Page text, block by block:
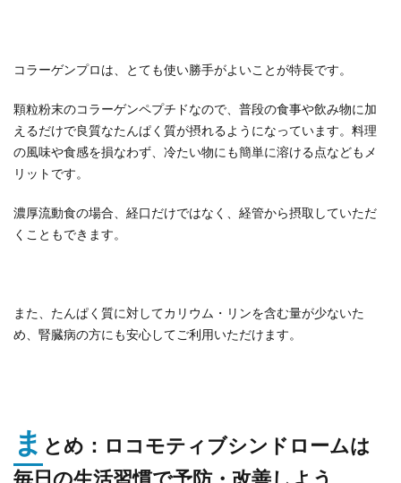
コラーゲンプロは、とても使い勝手がよいことが特長です。
顆粒粉末のコラーゲンペプチドなので、普段の食事や飲み物に加
えるだけで良質なたんぱく質が摂れるようになっています。料理
の風味や食感を損なわず、冷たい物にも簡単に溶ける点などもメ
リットです。
濃厚流動食の場合、経口だけではなく、経管から摂取していただ
くこともできます。
また、たんぱく質に対してカリウム・リンを含む量が少ないた
め、腎臓病の方にも安心してご利用いただけます。
ま とめ：ロコモティブシンドロームは
毎日の生活習慣で予防・改善しよう